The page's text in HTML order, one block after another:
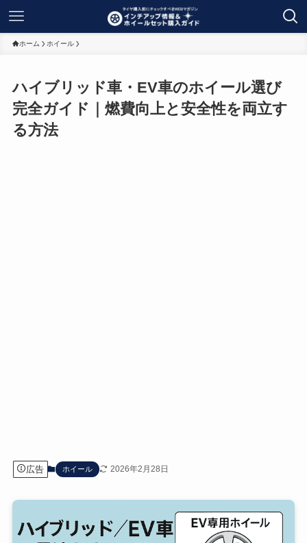
ホーム ホイール
ハイブリッド車・EV車のホイール選び
完全ガイド｜燃費向上と安全性を両立す
る方法
広告 ホイール 2026年2月28日